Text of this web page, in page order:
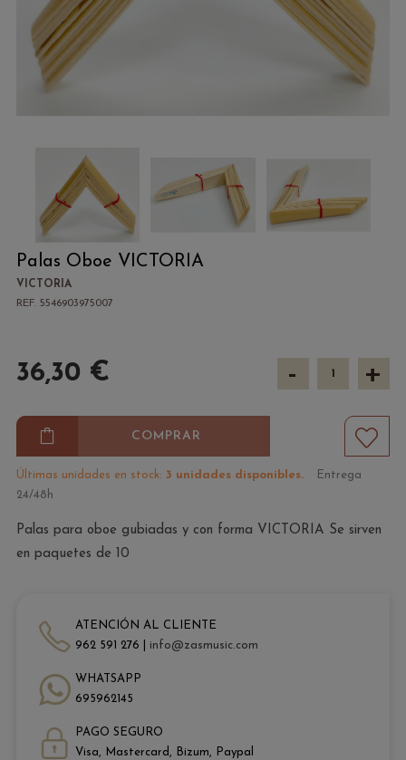
Palas Oboe VICTORIA
VICTORIA
REF. 5546903975007
36,30 € - +
COMPRAR
Últimas unidades en stock: 3 unidades disponibles.
Entrega
24/48h
Palas para oboe gubiadas y con forma VICTORIA Se sirven
en paquetes de 10
ATENCIÓN AL CLIENTE
962 591 276 | info@zasmusic.com
WHATSAPP
695962145
PAGO SEGURO
Visa, Mastercard, Bizum, Paypal